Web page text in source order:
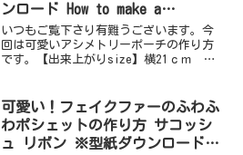
ンロード How to make a
asymmetry poach.（Film.028）
いつもご覧下さり有難うございます。今
回は可愛いアシメトリーポーチの作り方
です。【出来上がりsize】横21ｃｍ 縦
してみてくださいね。型紙はこちらから
ダウンロード可能...
可愛い！フェイクファーのふわふ
わポシェットの作り方 サコッシ
ュ リボン ※型紙ダウンロード